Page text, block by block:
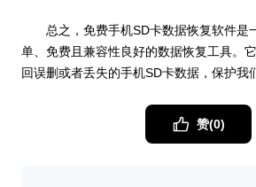
总之，免费手机SD卡数据恢复软件是
单、免费且兼容性良好的数据恢复工具。
回误删或者丢失的手机SD卡数据，保护我
赞(0)